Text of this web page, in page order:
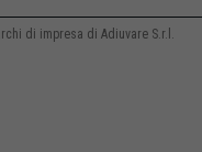
di impresa di Adiuvare S.r.l.